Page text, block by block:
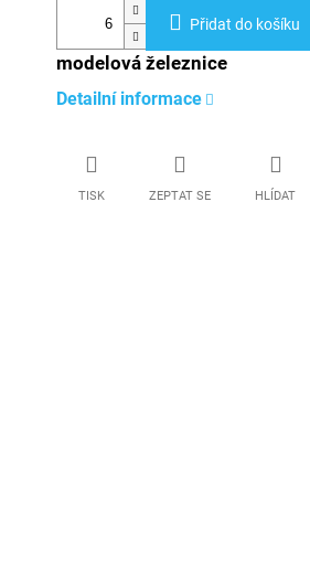
Přidat do košíku
modelová železnice
Detailní informace
TISK ZEPTAT SE HLÍDAT